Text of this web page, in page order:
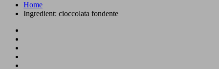
Home
Ingredient: cioccolata fondente